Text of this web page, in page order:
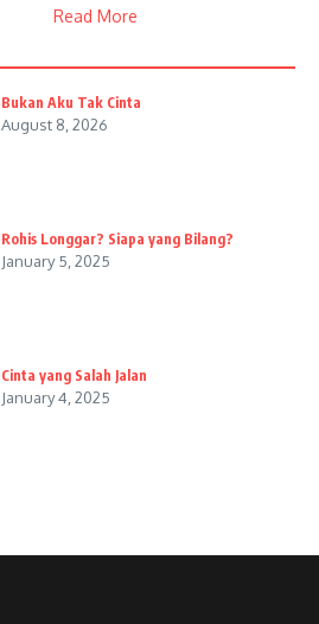
Read More
Bukan Aku Tak Cinta
August 8, 2026
Rohis Longgar? Siapa yang Bilang?
January 5, 2025
Cinta yang Salah Jalan
January 4, 2025